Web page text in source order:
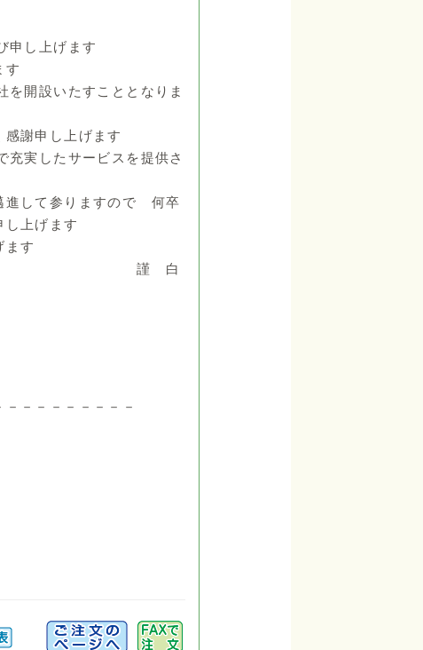
し上げます
す
開設いたすこととなりま
謝申し上げます
実したサービスを提供さ
進して参りますので 何卒
し上げます
ます
－－－－－－－－